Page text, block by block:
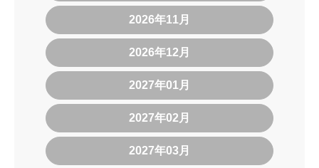
2026年11月
2026年12月
2027年01月
2027年02月
2027年03月